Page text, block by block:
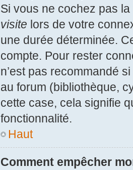
Si vous ne cochez pas
visite lors de votre
une durée déterminée.
compte. Pour rester
n’est pas recommandé
au forum (bibliothèque,
cette case, cela signifie
fonctionnalité.
Haut
Comment empêcher